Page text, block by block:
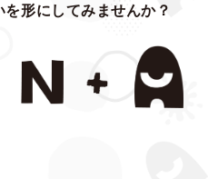
形にしてみませんか？